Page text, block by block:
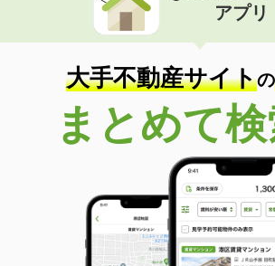
価 格
10.10万円
住 所
神奈川県横浜市青
間取り
ワンルーム
神奈川県横浜市港北区大曽根２丁目
8.70万円
神奈川県横浜市港北
専有面積 18.67m²
間取り
1K
神奈川県川崎市宮前区鷺沼３
アプリ
大手不動産サイトの
まとめて検